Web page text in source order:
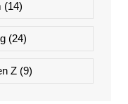
(14)
(24)
Z(9)